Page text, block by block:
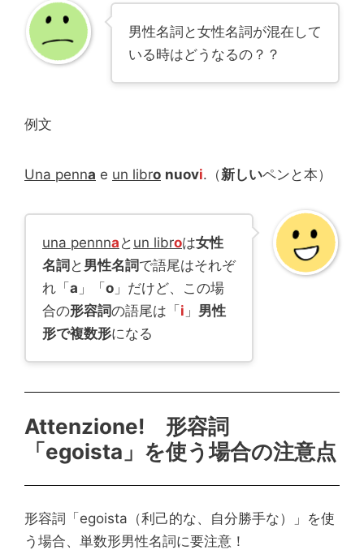
男性名詞と女性名詞が混在して
いる時はどうなるの？？
例文
Una penna e un libro nuovi.（新しいペンと本）
una pennna と un libroは女性
名詞と 男性名詞で語尾はそれぞ
れ「a 」「o 」だけど、この場
合の形容詞の語尾は「i 」 男性
形で複数形になる
Attenzione! 形容詞
「egoista」を使う場合の注意点
形容詞「egoista（利己的な、自分勝手な）」を使
う場合、単数形男性名詞に要注意！